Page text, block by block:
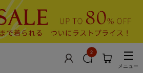
2
メニュー